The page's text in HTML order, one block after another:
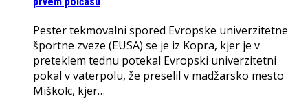
Pester tekmovalni spored Evropske univerzitetne
športne zveze (EUSA) se je iz Kopra, kjer je v
preteklem tednu potekal Evropski univerzitetni
pokal v vaterpolu, že preselil v madžarsko mesto
Miškolc, kjer…